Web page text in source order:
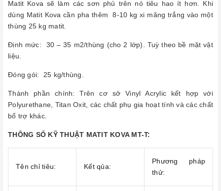
Matit Kova sẽ làm các sơn phủ trên nó tiêu hao ít hơn. Khi
dùng Matit Kova cần pha thêm 8-10 kg xi măng trắng vào một
thùng 25 kg matit.
Định mức: 30 – 35 m2/thùng (cho 2 lớp). Tuỳ theo bề mặt vật
liệu.
Đóng gói: 25 kg/thùng.
Thành phần chính: Trên cơ sở Vinyl Acrylic kết hợp với
Polyurethane, Titan Oxit, các chất phụ gia hoạt tính và các chất
bổ trợ khác.
THÔNG SỐ KỸ THUẬT MATIT KOVA MT-T:
Tên chỉ tiêu: Kết qủa:
Phương pháp
thử: